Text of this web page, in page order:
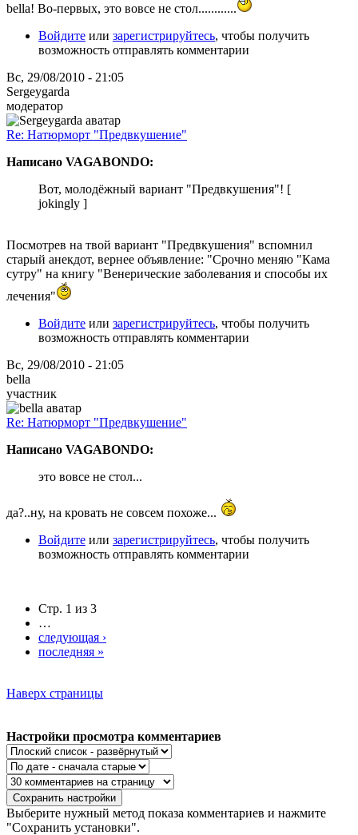
bella! Во-первых, это вовсе не стол............
Войдите или зарегистрируйтесь, чтобы получить
возможность отправлять комментарии
Вс, 29/08/2010 - 21:05
Sergeygarda
модератор
Re: Натюрморт "Предвкушение"
Написано VAGABONDO:
Вот, молодёжный вариант "Предвкушения"! [
jokingly ]
Посмотрев на твой вариант "Предвкушения" вспомнил
старый анекдот, вернее объявление: "Срочно меняю "Кама
сутру" на книгу "Венерические заболевания и способы их
лечения"
Войдите или зарегистрируйтесь, чтобы получить
возможность отправлять комментарии
Вс, 29/08/2010 - 21:05
bella
участник
Re: Натюрморт "Предвкушение"
Написано VAGABONDO:
это вовсе не стол...
да?..ну, на кровать не совсем похоже...
Войдите или зарегистрируйтесь, чтобы получить
возможность отправлять комментарии
Стр. 1 из 3
…
следующая ›
последняя »
Наверх страницы
Настройки просмотра комментариев
Выберите нужный метод показа комментариев и нажмите
"Сохранить установки".